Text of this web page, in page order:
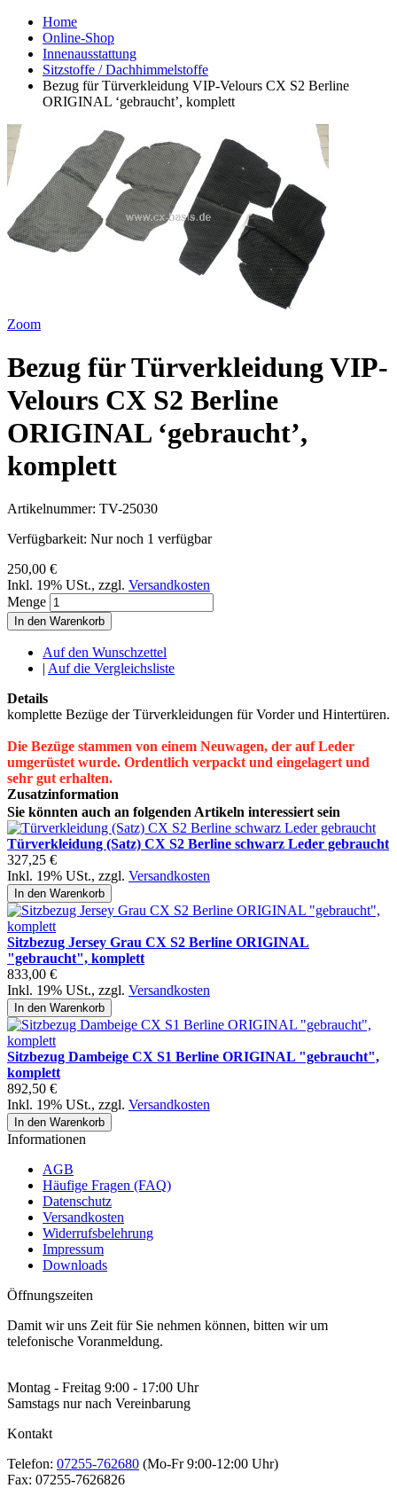
Home
Online-Shop
Innenausstattung
Sitzstoffe / Dachhimmelstoffe
Bezug für Türverkleidung VIP-Velours CX S2 Berline
ORIGINAL ‘gebraucht’, komplett
Zoom
Bezug für Türverkleidung VIP-
Velours CX S2 Berline
ORIGINAL ‘gebraucht’,
komplett
Artikelnummer: TV-25030
Verfügbarkeit: Nur noch 1 verfügbar
250,00 €
Inkl. 19% USt., zzgl. Versandkosten
Menge
In den Warenkorb
Auf den Wunschzettel
| Auf die Vergleichsliste
Details
komplette Bezüge der Türverkleidungen für Vorder und Hintertüren.
Die Bezüge stammen von einem Neuwagen, der auf Leder
umgerüstet wurde. Ordentlich verpackt und eingelagert und
sehr gut erhalten.
Zusatzinformation
Sie könnten auch an folgenden Artikeln interessiert sein
Türverkleidung (Satz) CX S2 Berline schwarz Leder gebraucht
327,25 €
Inkl. 19% USt., zzgl. Versandkosten
In den Warenkorb
Sitzbezug Jersey Grau CX S2 Berline ORIGINAL
"gebraucht", komplett
833,00 €
Inkl. 19% USt., zzgl. Versandkosten
In den Warenkorb
Sitzbezug Dambeige CX S1 Berline ORIGINAL "gebraucht",
komplett
892,50 €
Inkl. 19% USt., zzgl. Versandkosten
In den Warenkorb
Informationen
AGB
Häufige Fragen (FAQ)
Datenschutz
Versandkosten
Widerrufsbelehrung
Impressum
Downloads
Öffnungszeiten
Damit wir uns Zeit für Sie nehmen können, bitten wir um
telefonische Voranmeldung.
Montag - Freitag 9:00 - 17:00 Uhr
Samstags nur nach Vereinbarung
Kontakt
Telefon: 07255-762680 (Mo-Fr 9:00-12:00 Uhr)
Fax: 07255-7626826